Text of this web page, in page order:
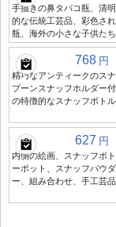
手描きの鼻タバコ瓶、清
的な伝統工芸品、彩色さ
瓶、海外の小さな子供た
768 円
精巧なアンティークのス
プーンスナッフホルダー
の特徴的なスナッフボト
627 円
内側の絵画、スナッフボ
ーポット、スナッフパウ
ー、組み合わせ、手工芸